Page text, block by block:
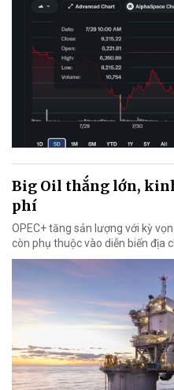
Big Oil thắng lớn,
phí
OPEC+ tăng sản lượng với kỳ
còn phụ thuộc vào diễn biến địa